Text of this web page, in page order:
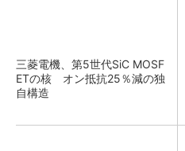
三菱電機、第5世代SiC MOSF
ETの核 オン抵抗25％減の独
自構造